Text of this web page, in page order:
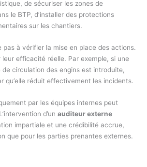
de sécuriser les zones de
le BTP, d’installer des protections
sur les chantiers.
pas à vérifier la mise en place des actions.
leur efficacité réelle. Par exemple, si une
de circulation des engins est introduite,
qu’elle réduit effectivement les incidents.
par les équipes internes peut
d’unauditeur externe
impartiale et une crédibilité accrue,
que pour les parties prenantes externes.